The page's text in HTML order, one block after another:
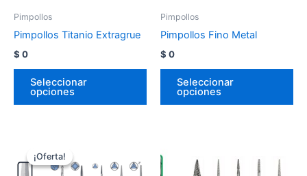
Pimpollos
Pimpollos Titanio Extragrue
$ 0
Seleccionar
opciones
Pimpollos
Pimpollos Fino Metal
$ 0
Seleccionar
opciones
¡Oferta!
¡Oferta!